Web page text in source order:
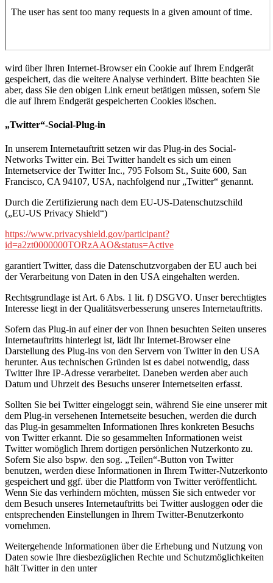
wird über Ihren Internet-Browser ein Cookie auf Ihrem Endgerät
gespeichert, das die weitere Analyse verhindert. Bitte beachten Sie
aber, dass Sie den obigen Link erneut betätigen müssen, sofern Sie
die auf Ihrem Endgerät gespeicherten Cookies löschen.
„Twitter“-Social-Plug-in
In unserem Internetauftritt setzen wir das Plug-in des Social-
Networks Twitter ein. Bei Twitter handelt es sich um einen
Internetservice der Twitter Inc., 795 Folsom St., Suite 600, San
Francisco, CA 94107, USA, nachfolgend nur „Twitter“ genannt.
Durch die Zertifizierung nach dem EU-US-Datenschutzschild
(„EU-US Privacy Shield“)
https://www.privacyshield.gov/participant?
id=a2zt0000000TORzAAO&status=Active
garantiert Twitter, dass die Datenschutzvorgaben der EU auch bei
der Verarbeitung von Daten in den USA eingehalten werden.
Rechtsgrundlage ist Art. 6 Abs. 1 lit. f) DSGVO. Unser berechtigtes
Interesse liegt in der Qualitätsverbesserung unseres Internetauftritts.
Sofern das Plug-in auf einer der von Ihnen besuchten Seiten unseres
Internetauftritts hinterlegt ist, lädt Ihr Internet-Browser eine
Darstellung des Plug-ins von den Servern von Twitter in den USA
herunter. Aus technischen Gründen ist es dabei notwendig, dass
Twitter Ihre IP-Adresse verarbeitet. Daneben werden aber auch
Datum und Uhrzeit des Besuchs unserer Internetseiten erfasst.
Sollten Sie bei Twitter eingeloggt sein, während Sie eine unserer mit
dem Plug-in versehenen Internetseite besuchen, werden die durch
das Plug-in gesammelten Informationen Ihres konkreten Besuchs
von Twitter erkannt. Die so gesammelten Informationen weist
Twitter womöglich Ihrem dortigen persönlichen Nutzerkonto zu.
Sofern Sie also bspw. den sog. „Teilen“-Button von Twitter
benutzen, werden diese Informationen in Ihrem Twitter-Nutzerkonto
gespeichert und ggf. über die Plattform von Twitter veröffentlicht.
Wenn Sie das verhindern möchten, müssen Sie sich entweder vor
dem Besuch unseres Internetauftritts bei Twitter ausloggen oder die
entsprechenden Einstellungen in Ihrem Twitter-Benutzerkonto
vornehmen.
Weitergehende Informationen über die Erhebung und Nutzung von
Daten sowie Ihre diesbezüglichen Rechte und Schutzmöglichkeiten
hält Twitter in den unter